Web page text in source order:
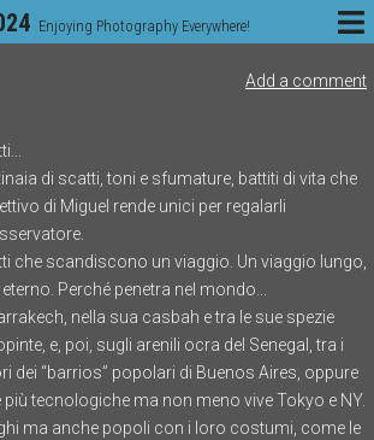
Enjoying Photography Everywhere!
Add a comment
di scatti, toni e sfumature, battiti di vita che
di Miguel rende unici per regalarli
che scandiscono un viaggio. Un viaggio lungo,
Perché penetra nel mondo...
nella sua casbah e tra le sue spezie
e, poi, sugli arenili ocra del Senegal, tra i
dei “barrios” popolari di Buenos Aires, oppure
più tecnologiche ma non meno vive Tokyo e NY.
ma anche popoli con i loro costumi, come le